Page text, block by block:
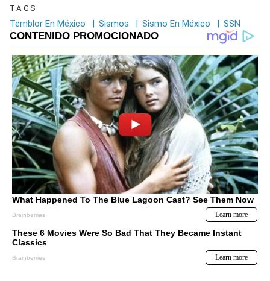
TAGS
Temblor En México | Sismos | Sismo En México | SSN